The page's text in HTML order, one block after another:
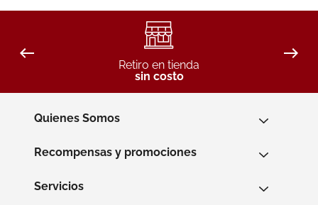
Retiro en tienda
sin costo
Quienes Somos
Recompensas y promociones
Servicios